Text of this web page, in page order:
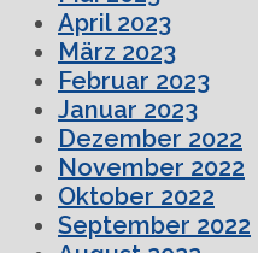
April 2023
März 2023
Februar 2023
Januar 2023
Dezember 2022
November 2022
Oktober 2022
September 2022